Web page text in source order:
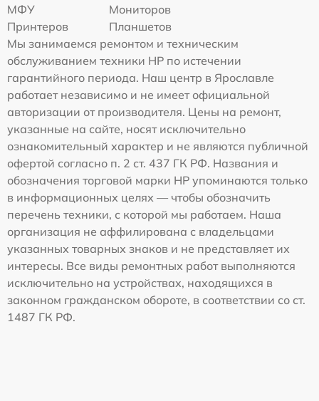
МФУ
Мониторов
Принтеров
Планшетов
Мы занимаемся ремонтом и техническим
обслуживанием техники HP по истечении
гарантийного периода. Наш центр в Ярославле
работает независимо и не имеет официальной
авторизации от производителя. Цены на ремонт,
указанные на сайте, носят исключительно
ознакомительный характер и не являются публичной
офертой согласно п. 2 ст. 437 ГК РФ. Названия и
обозначения торговой марки HP упоминаются только
в информационных целях — чтобы обозначить
перечень техники, с которой мы работаем. Наша
организация не аффилирована с владельцами
указанных товарных знаков и не представляет их
интересы. Все виды ремонтных работ выполняются
исключительно на устройствах, находящихся в
законном гражданском обороте, в соответствии со ст.
1487 ГК РФ.